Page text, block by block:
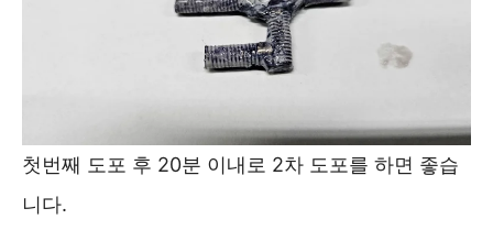
첫번째 도포 후 20분 이내로 2차 도포를 하면 좋습
니다.